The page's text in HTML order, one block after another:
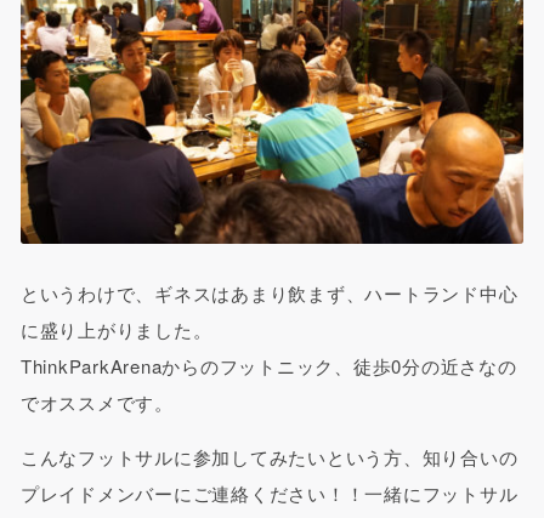
というわけで、ギネスはあまり飲まず、ハートランド中心
に盛り上がりました。
ThinkParkArenaからのフットニック、徒歩0分の近さなの
でオススメです。
こんなフットサルに参加してみたいという方、知り合いの
プレイドメンバーにご連絡ください！！一緒にフットサル